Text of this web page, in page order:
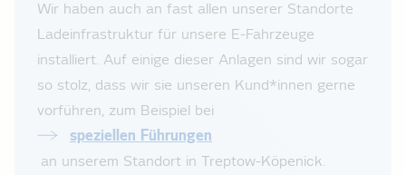
Wir haben auch an fast allen unserer Standorte
Ladeinfrastruktur für unsere E-Fahrzeuge
installiert. Auf einige dieser Anlagen sind wir sogar
so stolz, dass wir sie unseren Kund*innen gerne
vorführen, zum Beispiel bei
speziellen Führungen
an unserem Standort in Treptow-Köpenick.